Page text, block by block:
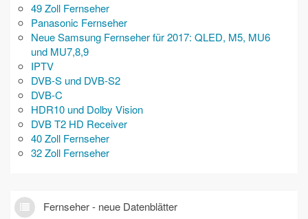
49 Zoll Fernseher
Panasonic Fernseher
Neue Samsung Fernseher für 2017: QLED, M5, MU6
und MU7,8,9
IPTV
DVB-S und DVB-S2
DVB-C
HDR10 und Dolby Vision
DVB T2 HD Receiver
40 Zoll Fernseher
32 Zoll Fernseher
Fernseher - neue Datenblätter